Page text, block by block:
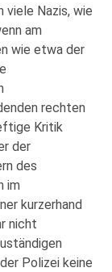
viele Nazis, wie
am
wie etwa der
rechten
Kritik
der
des
im
kurzerhand
nicht
Polizei keine